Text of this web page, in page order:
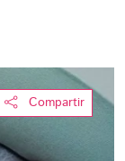
Compartir